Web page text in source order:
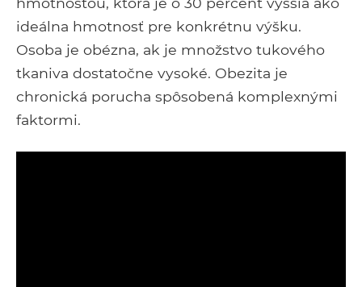
ideálna hmotnosť pre konkrétnu výšku.
Osoba je obézna, ak je množstvo tukového
tkaniva dostatočne vysoké. Obezita je
chronická porucha spôsobená komplexnými
faktormi.